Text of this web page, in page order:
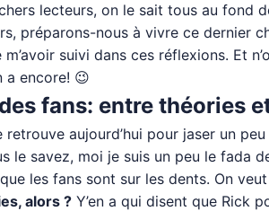
lecteurs, on le sait tous au fond
préparons-nous à vivre ce dernier
suivi dans ces réflexions. Et
a encore! 😉
fans: entre théories
retrouve aujourd’hui pour jaser un
le savez, moi je suis un peu le fada
les fans sont sur les dents. On
alors ? Y’en a qui disent que Rick